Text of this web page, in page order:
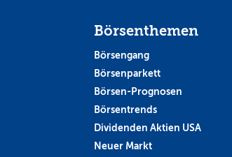
Börsenthemen
Börsengang
Börsenparkett
Börsen-Prognosen
Börsentrends
Dividenden Aktien USA
Neuer Markt